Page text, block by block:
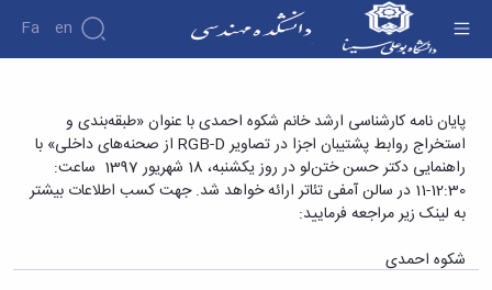
Fa En
دانشکده
درباره
دانشکده
تاریخچه
ریاست
دانشکده
آلبوم
عکس
پژوهش
نشریات
پایان نامه کارشناسی ارشد خانم شکوه احمدی با
عنوان «طبقه¬بندی و استخراج روابط پشتیبان اجزا
در تصاویر RGB-D از صحنه‌های داخلی» - دانشکده
فنی و مهندسی
پایان نامه کارشناسی ارشد خانم شکوه احمدی با عنوان «طبقه‌بندی و
استخراج روابط پشتیبان اجزا در تصاویر RGB-D از صحنه‌های داخلی» با
راهنمایی دکتر حسن ختن‌لو در روز یکشنبه، 18 شهریور 1397 ساعت:
12:30-11 در سالن آمفی تئاتر ارائه خواهد شد. جهت کسب اطلاعات بیشتر
به لینک زیر مراجعه فرمایید:
شکوه احمدی